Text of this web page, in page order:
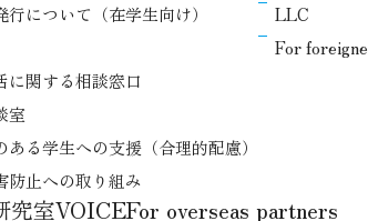
行について（在学生向け）
に関する相談窓口
室
ある学生への支援（合理的配慮）
防止への取り組み
LLC
For
究室VOICEFor overseas partners